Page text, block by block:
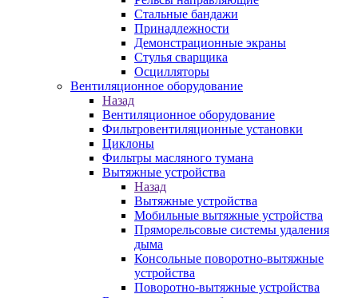
Стальные бандажи
Принадлежности
Демонстрационные экраны
Стулья сварщика
Осцилляторы
Вентиляционное оборудование
Назад
Вентиляционное оборудование
Фильтровентиляционные установки
Циклоны
Фильтры масляного тумана
Вытяжные устройства
Назад
Вытяжные устройства
Мобильные вытяжные устройства
Пряморельсовые системы удаления
дыма
Консольные поворотно-вытяжные
устройства
Поворотно-вытяжные устройства